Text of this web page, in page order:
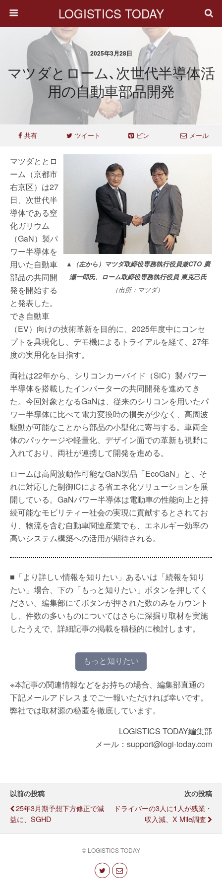
LOGISTICS TODAY
2025年3月28日
マツダとローム､次世代半導体活
用の自動車部品開発
共有 ツイート ピン メール
▲（左から）マツダ取締役専務執行役員兼CTO 廣
瀬一郎氏、ローム取締役専務執行役員 東克己氏
（出所：マツダ）
マツダととロ
ーム（京都市
右京区）は27
日、次世代半
導体である窒
化ガリウム
（GaN）製パ
ワー半導体を
用いた自動車
部品の共同開
発を開始する
と発表した。
でき自動車
（EV）向けの技術革新を目的に、2025年度中にコンセ
プトを具現化し、デモ機によるトライアルを経て、27年
度の実用化を目指す。
両社は22年から、シリコンカーバイド（SiC）製パワー
半導体を搭載したインバーターの共同開発を進めてき
た。今回対象となるGaNは、従来のシリコンを用いたパ
ワー半導体に比べて電力変換時の損失が少なく、高周波
駆動が可能なことから部品の小型化に寄与する。車両全
体のパッケージや軽量化、デザイン面での革新も視野に
入れており、両社が連携して開発を進める。
ロームは高周波動作可能なGaN製品「EcoGaN」と、そ
れに対応した制御ICによる省エネ化ソリューションを展
開している。GaNパワー半導体は電動車の性能向上と持
続可能なモビリティー社会の実現に貢献するとされてお
り、物流を含む自動車関連産業でも、エネルギー効率の
高いシステム構築への活用が期待される。
■「より詳しい情報を知りたい」あるいは「続報を知り
たい」場合、下の「もっと知りたい」ボタンを押してく
ださい。編集部にてボタンが押された数のみをカウント
し、件数の多いものについてはさらに深掘り取材を実施
したうえで、詳細記事の掲載を積極的に検討します。
もっと知りたい
※本記事の関連情報などをお持ちの場合、編集部直通の
下記メールアドレスまでご一報いただければ幸いです。
弊社では取材源の秘匿を徹底しています。
LOGISTICS TODAY編集部
メール：support@logi-today.com
以前の投稿
25年3月期予想下方修正で減
益に、SGHD
次の投稿
ドライバーの3人に1人が残業・
収入減、X Mile調査
© LOGISTICS TODAY